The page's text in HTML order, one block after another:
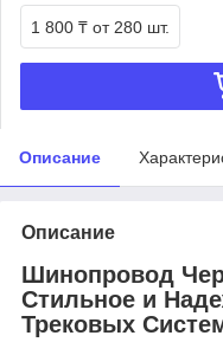
1 800 ₸ от 280 шт.
Описание
Описание
Шинопровод
Стильное и
Трековых